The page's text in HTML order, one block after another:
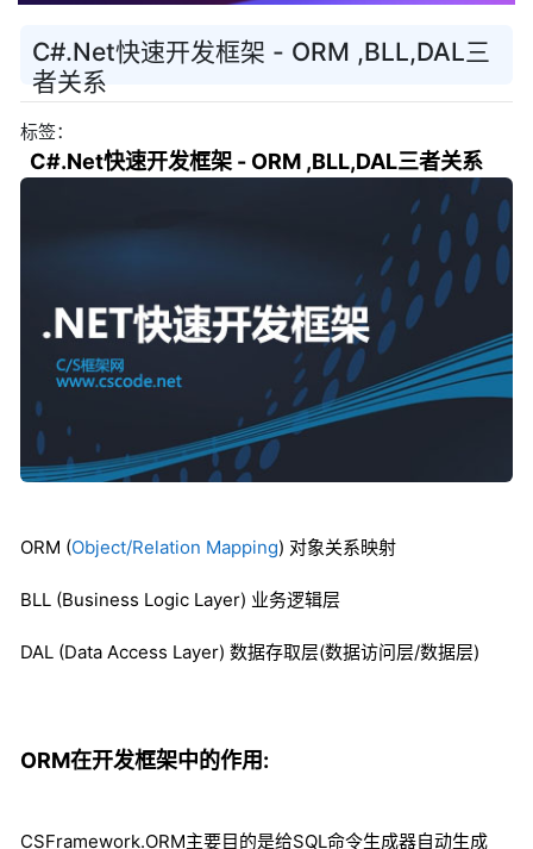
C#.Net快速开发框架 - ORM ,BLL,DAL三
者关系
标签：
C#.Net快速开发框架 - ORM ,BLL,DAL三者关系
ORM (Object/Relation Mapping) 对象关系映射
BLL (Business Logic Layer) 业务逻辑层
DAL (Data Access Layer) 数据存取层(数据访问层/数据层)
ORM在开发框架中的作用:
CSFramework.ORM主要目的是给SQL命令生成器自动生成